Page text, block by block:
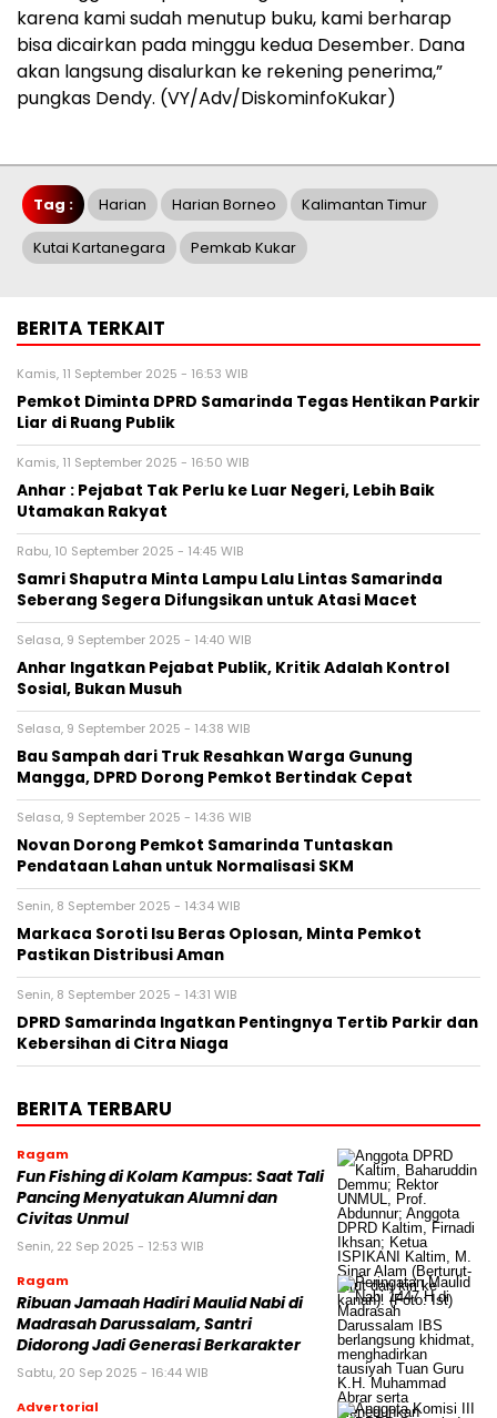
karena kami sudah menutup buku, kami berharap
bisa dicairkan pada minggu kedua Desember. Dana
akan langsung disalurkan ke rekening penerima,”
pungkas Dendy. (VY/Adv/DiskominfoKukar)
Tag : Harian Harian Borneo Kalimantan Timur
Kutai Kartanegara Pemkab Kukar
BERITA TERKAIT
Kamis, 11 September 2025 - 16:53 WIB
Pemkot Diminta DPRD Samarinda Tegas Hentikan Parkir
Liar di Ruang Publik
Kamis, 11 September 2025 - 16:50 WIB
Anhar : Pejabat Tak Perlu ke Luar Negeri, Lebih Baik
Utamakan Rakyat
Rabu, 10 September 2025 - 14:45 WIB
Samri Shaputra Minta Lampu Lalu Lintas Samarinda
Seberang Segera Difungsikan untuk Atasi Macet
Selasa, 9 September 2025 - 14:40 WIB
Anhar Ingatkan Pejabat Publik, Kritik Adalah Kontrol
Sosial, Bukan Musuh
Selasa, 9 September 2025 - 14:38 WIB
Bau Sampah dari Truk Resahkan Warga Gunung
Mangga, DPRD Dorong Pemkot Bertindak Cepat
Selasa, 9 September 2025 - 14:36 WIB
Novan Dorong Pemkot Samarinda Tuntaskan
Pendataan Lahan untuk Normalisasi SKM
Senin, 8 September 2025 - 14:34 WIB
Markaca Soroti Isu Beras Oplosan, Minta Pemkot
Pastikan Distribusi Aman
Senin, 8 September 2025 - 14:31 WIB
DPRD Samarinda Ingatkan Pentingnya Tertib Parkir dan
Kebersihan di Citra Niaga
BERITA TERBARU
Ragam
Fun Fishing di Kolam Kampus: Saat Tali
Pancing Menyatukan Alumni dan
Civitas Unmul
Senin, 22 Sep 2025 - 12:53 WIB
Ragam
Ribuan Jamaah Hadiri Maulid Nabi di
Madrasah Darussalam, Santri
Didorong Jadi Generasi Berkarakter
Sabtu, 20 Sep 2025 - 16:44 WIB
Advertorial